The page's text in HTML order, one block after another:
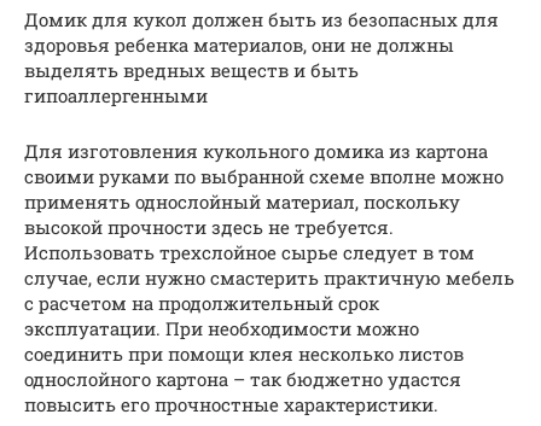
Домик для кукол должен быть из безопасных для
здоровья ребенка материалов, они не должны
выделять вредных веществ и быть
гипоаллергенными
Для изготовления кукольного домика из картона
своими руками по выбранной схеме вполне можно
применять однослойный материал, поскольку
высокой прочности здесь не требуется.
Использовать трехслойное сырье следует в том
случае, если нужно смастерить практичную мебель
с расчетом на продолжительный срок
эксплуатации. При необходимости можно
соединить при помощи клея несколько листов
однослойного картона – так бюджетно удастся
повысить его прочностные характеристики.